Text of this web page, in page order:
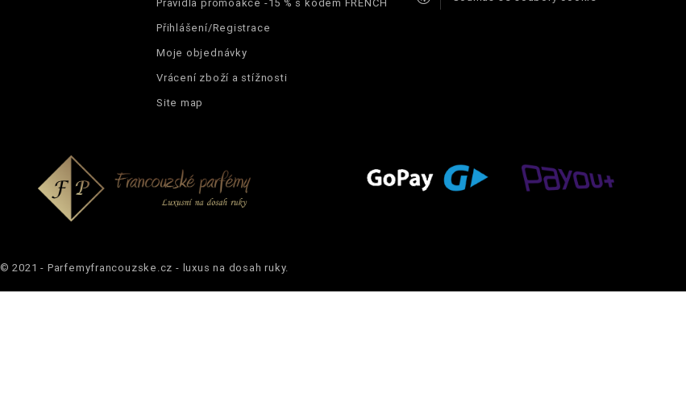
Přihlášení/Registrace
Moje objednávky
Vrácení zboží a stížnosti
Site map
© 2021 - Parfemyfrancouzske.cz - luxus na dosah ruky.